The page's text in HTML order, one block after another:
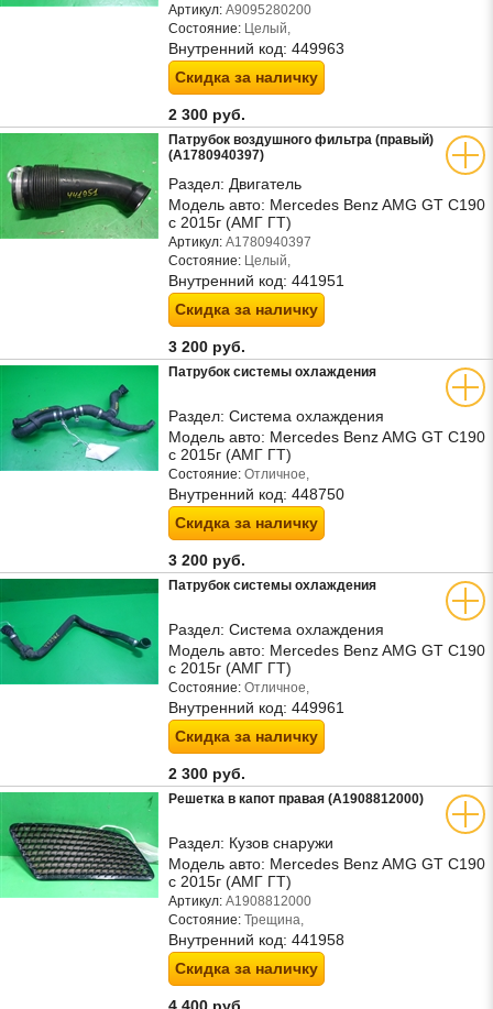
Артикул: A9095280200
Состояние: Целый,
Внутренний код: 449963
Скидка за наличку
2 300 руб.
Патрубок воздушного фильтра (правый)
(A1780940397)
Раздел: Двигатель
Модель авто: Mercedes Benz AMG GT C190
с 2015г (АМГ ГТ)
Артикул: A1780940397
Состояние: Целый,
Внутренний код: 441951
Скидка за наличку
3 200 руб.
Патрубок системы охлаждения
Раздел: Система охлаждения
Модель авто: Mercedes Benz AMG GT C190
с 2015г (АМГ ГТ)
Состояние: Отличное,
Внутренний код: 448750
Скидка за наличку
3 200 руб.
Патрубок системы охлаждения
Раздел: Система охлаждения
Модель авто: Mercedes Benz AMG GT C190
с 2015г (АМГ ГТ)
Состояние: Отличное,
Внутренний код: 449961
Скидка за наличку
2 300 руб.
Решетка в капот правая (A1908812000)
Раздел: Кузов снаружи
Модель авто: Mercedes Benz AMG GT C190
с 2015г (АМГ ГТ)
Артикул: A1908812000
Состояние: Трещина,
Внутренний код: 441958
Скидка за наличку